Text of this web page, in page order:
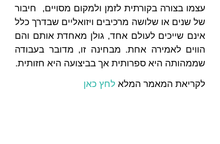
עצמו בצורה בקורתית לזמן ולמקום מסויים, חיבור
של שנים או שלושה מרכיבים ויזואליים שבדרך כלל
אינם שייכים לעולם אחד, גולן מאחדת אותם והם
הווים לאמירה אחת. מבחינה זו, מדובר בעבודה
שממהותה היא ספרותית אך בביצועה היא חזותית.
לקריאת המאמר המלא לחץ כאן